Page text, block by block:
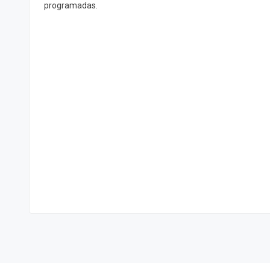
programadas.